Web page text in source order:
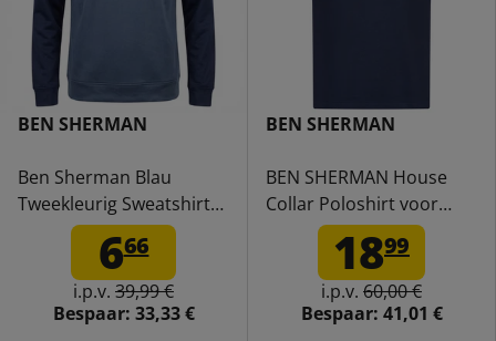
BEN SHERMAN
Ben Sherman Blau
Tweekleurig Sweatshirt
met rits voor heren
1981080945
666
i.p.v. 39,99 €
Bespaar: 33,33 €
BEN SHERMAN
BEN SHERMAN House
Collar Poloshirt voor
heren 0078169NR-
DARKNAVY1899
i.p.v. 60,00 €
Bespaar: 41,01 €